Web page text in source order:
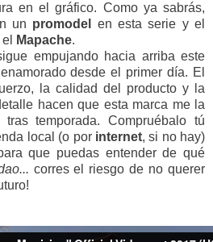
en el gráfico. Como ya sabrás,
un promodel
en esta serie y el
Mapache.
empujando hacia arriba este
desde el primer día. El
la calidad del producto y la
hacen que esta marca me la
temporada. Compruébalo tú
local (o por internet, si no hay)
que puedas entender de qué
corres el riesgo de no querer